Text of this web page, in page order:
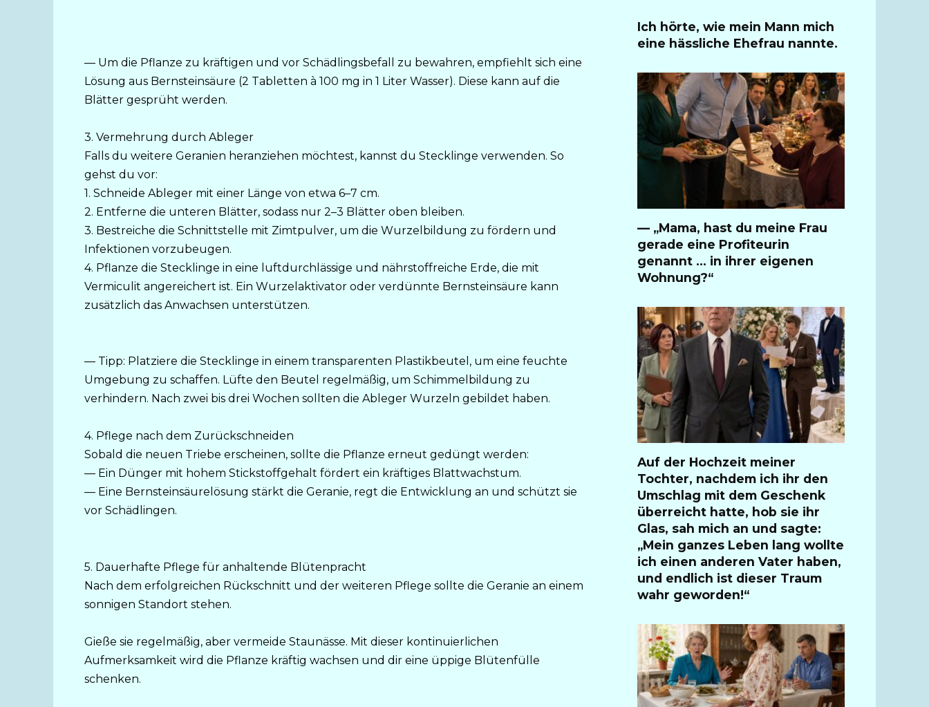
— Um die Pflanze zu kräftigen und vor Schädlingsbefall zu bewahren, empfiehlt sich eine
Lösung aus Bernsteinsäure (2 Tabletten à 100 mg in 1 Liter Wasser). Diese kann auf die
Blätter gesprüht werden.
3. Vermehrung durch Ableger
Falls du weitere Geranien heranziehen möchtest, kannst du Stecklinge verwenden. So
gehst du vor:
1. Schneide Ableger mit einer Länge von etwa 6–7 cm.
2. Entferne die unteren Blätter, sodass nur 2–3 Blätter oben bleiben.
3. Bestreiche die Schnittstelle mit Zimtpulver, um die Wurzelbildung zu fördern und
Infektionen vorzubeugen.
4. Pflanze die Stecklinge in eine luftdurchlässige und nährstoffreiche Erde, die mit
Vermiculit angereichert ist. Ein Wurzelaktivator oder verdünnte Bernsteinsäure kann
zusätzlich das Anwachsen unterstützen.
— Tipp: Platziere die Stecklinge in einem transparenten Plastikbeutel, um eine feuchte
Umgebung zu schaffen. Lüfte den Beutel regelmäßig, um Schimmelbildung zu
verhindern. Nach zwei bis drei Wochen sollten die Ableger Wurzeln gebildet haben.
4. Pflege nach dem Zurückschneiden
Sobald die neuen Triebe erscheinen, sollte die Pflanze erneut gedüngt werden:
— Ein Dünger mit hohem Stickstoffgehalt fördert ein kräftiges Blattwachstum.
— Eine Bernsteinsäurelösung stärkt die Geranie, regt die Entwicklung an und schützt sie
vor Schädlingen.
5. Dauerhafte Pflege für anhaltende Blütenpracht
Nach dem erfolgreichen Rückschnitt und der weiteren Pflege sollte die Geranie an einem
sonnigen Standort stehen.
Gieße sie regelmäßig, aber vermeide Staunässe. Mit dieser kontinuierlichen
Aufmerksamkeit wird die Pflanze kräftig wachsen und dir eine üppige Blütenfülle
schenken.
Ich hörte, wie mein Mann mich
eine hässliche Ehefrau nannte.
— „Mama, hast du meine Frau
gerade eine Profiteurin
genannt … in ihrer eigenen
Wohnung?“
Auf der Hochzeit meiner
Tochter, nachdem ich ihr den
Umschlag mit dem Geschenk
überreicht hatte, hob sie ihr
Glas, sah mich an und sagte:
„Mein ganzes Leben lang wollte
ich einen anderen Vater haben,
und endlich ist dieser Traum
wahr geworden!“